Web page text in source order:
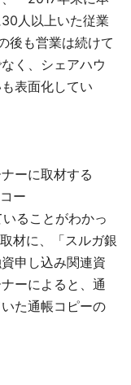
人以上いた従業
後も営業は続けて
く、シェアハウ
表面化してい
ーに取材する
ー
ることがわかっ
材に、「スルガ銀
申し込み関連資
ーによると、通
た通帳コピーの